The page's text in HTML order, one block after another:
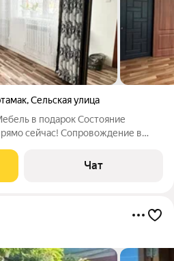
,Сельская улица
в подарок Состояние
сейчас! Сопровождение в
Чат